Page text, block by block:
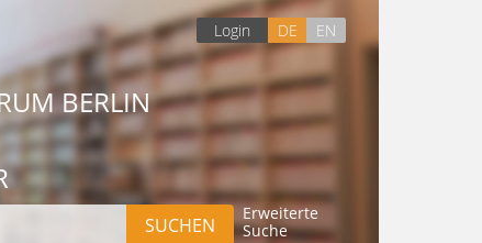
Login DE EN
BERLIN
Erweiterte
Suche